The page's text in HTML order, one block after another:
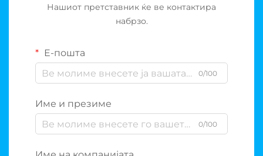
Нашиот претставник ќе ве контактира
набрзо.
Е-пошта
0/100
Име и презиме
0/100